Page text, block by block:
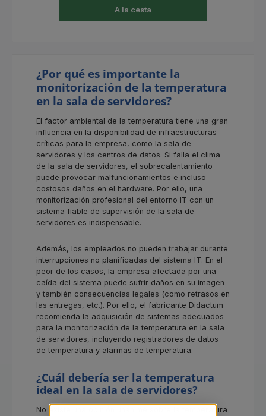
A la cesta
¿Por qué es importante la
monitorización de la temperatura
en la sala de servidores?
El factor ambiental de la temperatura tiene una gran
influencia en la disponibilidad de infraestructuras
críticas para la empresa, como la sala de
servidores y los centros de datos. Si falla el clima
de la sala de servidores, el sobrecalentamiento
puede provocar malfuncionamientos e incluso
costosos daños en el hardware. Por ello, una
monitorización profesional del entorno IT con un
sistema fiable de supervisión de la sala de
servidores es indispensable.
Además, los empleados no pueden trabajar durante
interrupciones no planificadas del sistema IT. En el
peor de los casos, la empresa afectada por una
caída del sistema puede sufrir daños en su imagen
y también consecuencias legales (como retrasos en
las entregas, etc.). Por ello, el fabricante Didactum
recomienda la adquisición de sistemas adecuados
para la monitorización de la temperatura en la sala
de servidores, incluyendo registradores de datos
de temperatura y alarmas de temperatura.
¿Cuál debería ser la temperatura
ideal en la sala de servidores?
No existe una opinión unánime sobre la temperatura